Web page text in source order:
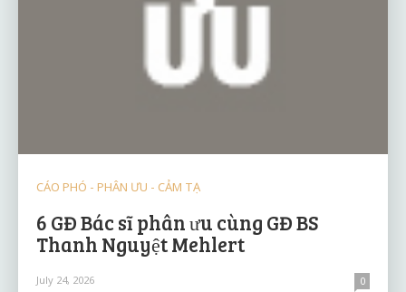
CÁO PHÓ - PHÂN ƯU - CẢM TẠ
6 GĐ Bác sĩ phân ưu cùng GĐ BS
Thanh Nguyệt Mehlert
July 24, 2026 0